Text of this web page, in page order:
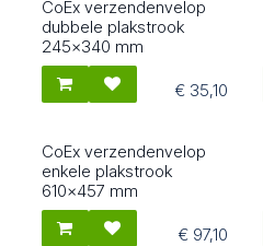
25021
CoEx verzendenvelop
dubbele plakstrook
245x340 mm
€ 35,10
25016
CoEx verzendenvelop
enkele plakstrook
610x457 mm
€ 97,10